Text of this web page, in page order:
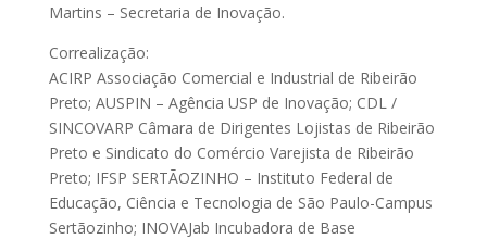
Martins – Secretaria de Inovação.
Correalização:
ACIRP Associação Comercial e Industrial de Ribeirão
Preto; AUSPIN – Agência USP de Inovação; CDL /
SINCOVARP Câmara de Dirigentes Lojistas de Ribeirão
Preto e Sindicato do Comércio Varejista de Ribeirão
Preto; IFSP SERTÃOZINHO – Instituto Federal de
Educação, Ciência e Tecnologia de São Paulo-Campus
Sertãozinho; INOVAJab Incubadora de Base